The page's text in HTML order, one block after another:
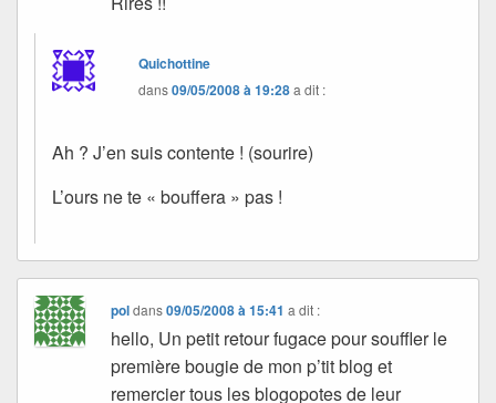
Quichottine
dans09/05/2008 à 19:28a dit :
Ah ? J’en suis contente ! (sourire)
L’ours ne te « bouffera » pas !
poldans09/05/2008 à 15:41 a dit :
hello, Un petit retour fugace pour souffler le
première bougie de mon p’tit blog et
remercier tous les blogopotes de leur